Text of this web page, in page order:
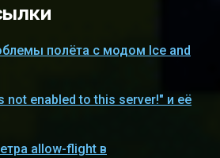
полёта с модом Ice and
not enabled to this server!" и её
allow-flight в